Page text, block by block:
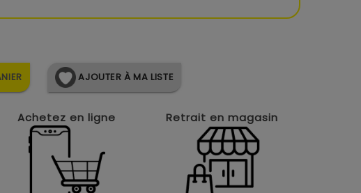
AJOUTER À MA LISTE
Achetez en ligne Retrait en magasin